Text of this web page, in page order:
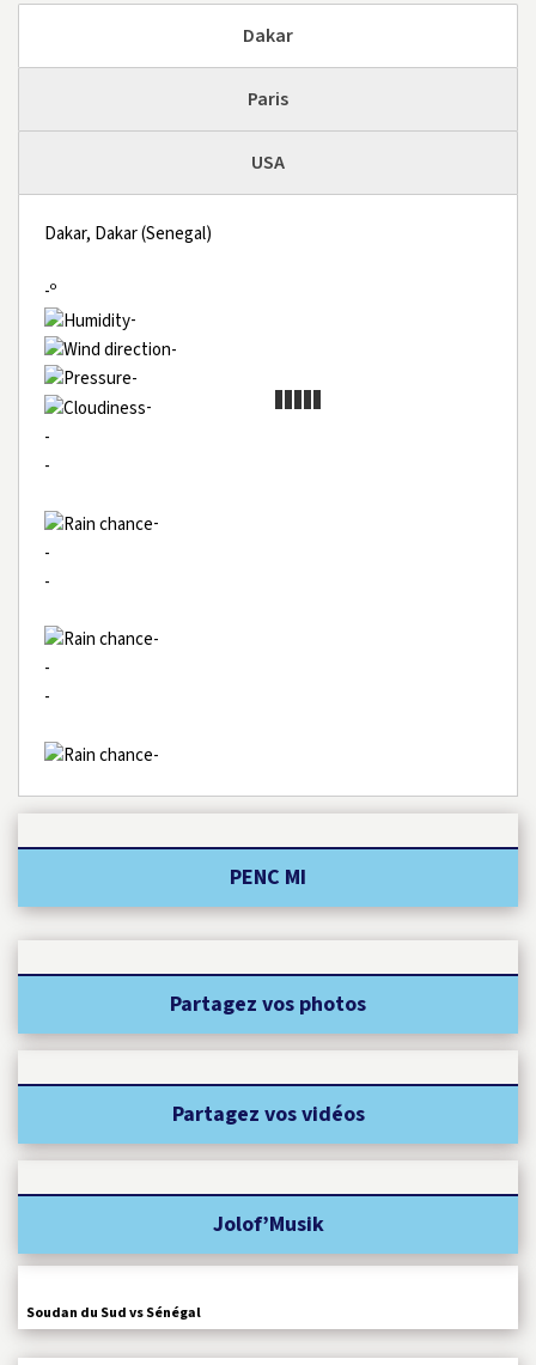
Soudan du Sud vs Sénégal
Dakar
Paris
USA
Dakar, Dakar (Senegal)
-º
-
-
-
-
-
-
-
-
-
-
-
-
-
PENC MI
Partagez vos photos
Partagez vos vidéos
Jolof’Musik